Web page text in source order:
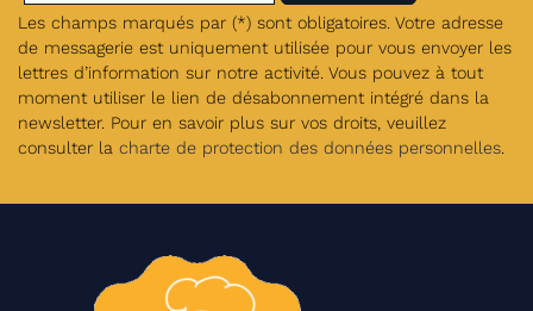
Les champs marqués par (*) sont obligatoires. Votre adresse
de messagerie est uniquement utilisée pour vous envoyer les
lettres d’information sur notre activité. Vous pouvez à tout
moment utiliser le lien de désabonnement intégré dans la
newsletter. Pour en savoir plus sur vos droits, veuillez
consulter la charte de protection des données personnelles